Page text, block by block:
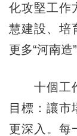
化攻堅工作
慧建設、培
更多“河南造
十個工作
目標：讓市
更深入。每